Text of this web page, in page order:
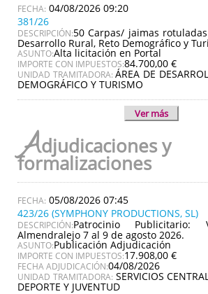
04/08/2026 09:20
381/26
DESCRIPCIÓN:50 Carpas/ jaimas
Desarrollo Rural, Reto Demográfico y
ASUNTO:Alta licitación en Portal
IMPORTE CON IMPUESTOS:84.700,00 €
UNIDAD TRAMITADORA:ÁREA DE
DEMOGRÁFICO Y TURISMO
Ver más
Adjudicaciones y
formalizaciones
05/08/2026 07:45
423/26 (SYMPHONY PRODUCTIONS, SL)
DESCRIPCIÓN:Patrocinio Publicitario:
Almendralejo 7 al 9 de agosto 2026.
ASUNTO:Publicación Adjudicación
IMPORTE CON IMPUESTOS:17.908,00 €
FECHA ADJUDICACIÓN:04/08/2026
UNIDAD TRAMITADORA: SERVICIOS
DEPORTE Y JUVENTUD